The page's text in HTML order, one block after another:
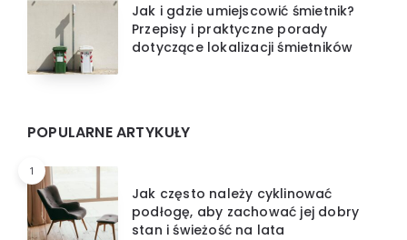
Jak i gdzie umiejscowić śmietnik?
Przepisy i praktyczne porady
dotyczące lokalizacji śmietników
POPULARNE ARTYKUŁY
1
Jak często należy cyklinować
podłogę, aby zachować jej dobry
stan i świeżość na lata